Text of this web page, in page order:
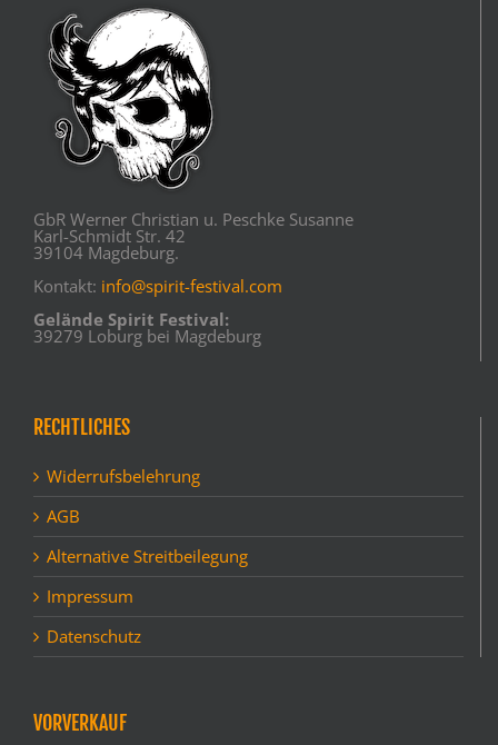
GbR Werner Christian u. Peschke Susanne
Karl-Schmidt Str. 42
39104 Magdeburg.
Kontakt: info@spirit-festival.com
Gelände Spirit Festival:
39279 Loburg bei Magdeburg
RECHTLICHES
Widerrufsbelehrung
AGB
Alternative Streitbeilegung
Impressum
Datenschutz
VORVERKAUF